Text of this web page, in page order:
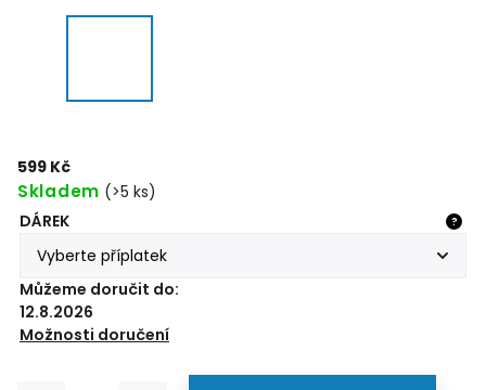
599 Kč
Skladem (>5 ks)
DÁREK
?
Můžeme doručit do:
12.8.2026
Možnosti doručení